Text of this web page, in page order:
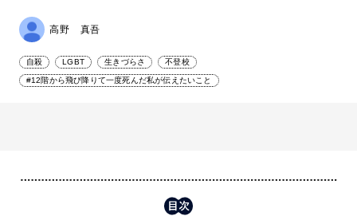
高野 真吾
自殺 LGBT 生きづらさ 不登校
#12階から飛び降りて一度死んだ私が伝えたいこと